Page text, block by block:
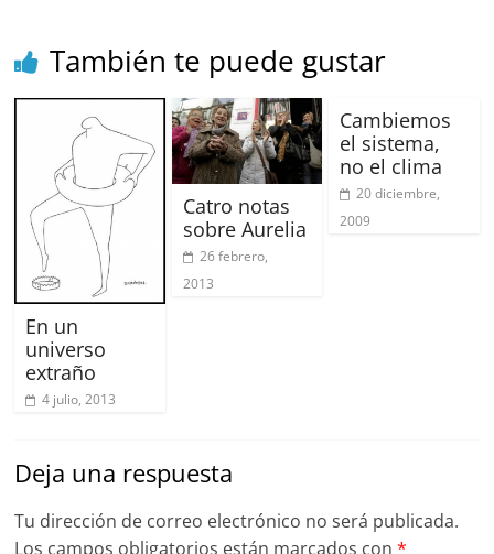
También te puede gustar
En un
universo
extraño
4 julio, 2013
Catro notas
sobre Aurelia
26 febrero,
2013
Cambiemos
el sistema,
no el clima
20 diciembre,
2009
Deja una respuesta
Tu dirección de correo electrónico no será publicada.
Los campos obligatorios están marcados con*